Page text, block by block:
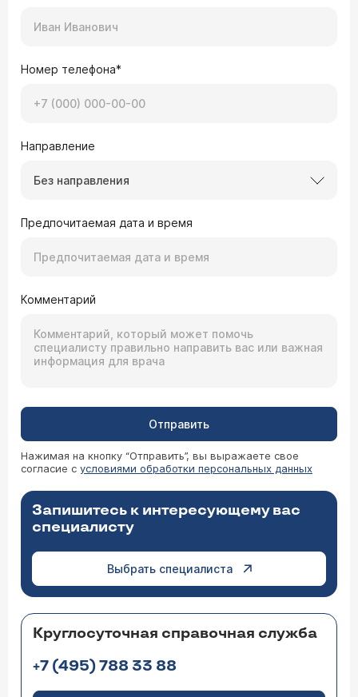
Номер телефона*
Направление
Без направления
Предпочитаемая дата и время
Комментарий
Отправить
Нажимая на кнопку “Отправить”, вы выражаете свое
согласие с условиями обработки персональных данных
Запишитесь к интересующему вас
специалисту
Выбрать специалиста
Круглосуточная справочная служба
+7 (495) 788 33 88